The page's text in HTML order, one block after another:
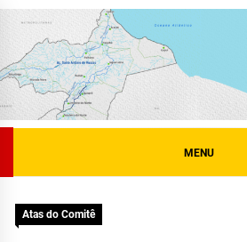
Skip
content
MENU
Atas do Comitê